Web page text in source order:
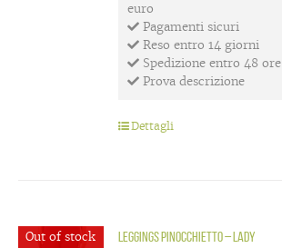
euro
Pagamenti sicuri
Reso entro 14 giorni
Spedizione entro 48 ore
Prova descrizione
Dettagli
Out of stock Leggings Pinocchietto – Lady